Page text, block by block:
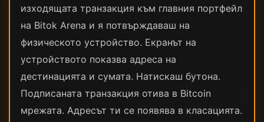
изходящата транзакция към главния портфейл
на Bitok Arena и я потвърждаваш на
физическото устройство. Екранът на
устройството показва адреса на
дестинацията и сумата. Натискаш бутона.
Подписаната транзакция отива в Bitcoin
мрежата. Адресът ти се появява в класацията.